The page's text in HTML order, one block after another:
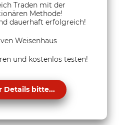
Traden mit der
Methode!
dauerhaft erfolgreich!
Weisenhaus
und kostenlos testen!
Details bitte...